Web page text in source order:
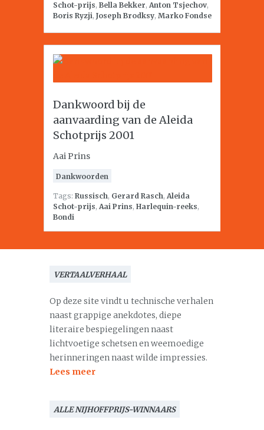
Schot-prijs, Bella Bekker, Anton Tsjechov,
Boris Ryzji, Joseph Brodksy, Marko Fondse
Dankwoord bij de
aanvaarding van de Aleida
Schotprijs 2001
Aai Prins
Dankwoorden
Tags: Russisch, Gerard Rasch, Aleida
Schot-prijs, Aai Prins, Harlequin-reeks,
Bondi
VERTAALVERHAAL
Op deze site vindt u technische verhalen
naast grappige anekdotes, diepe
literaire bespiegelingen naast
lichtvoetige schetsen en weemoedige
herinneringen naast wilde impressies.
Lees meer
ALLE NIJHOFFPRIJS-WINNAARS